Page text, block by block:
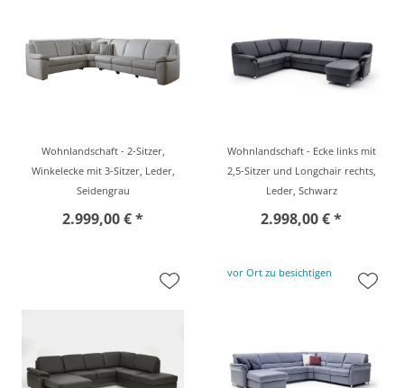
Wohnlandschaft - 2-Sitzer,
Winkelecke mit 3-Sitzer, Leder,
Seidengrau
2.999,00 € *
Wohnlandschaft - Ecke links mit
2,5-Sitzer und Longchair rechts,
Leder, Schwarz
2.998,00 € *
vor Ort zu besichtigen